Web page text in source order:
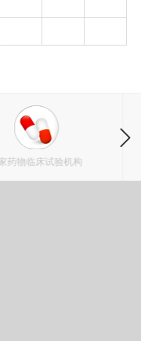
北京市心理援助